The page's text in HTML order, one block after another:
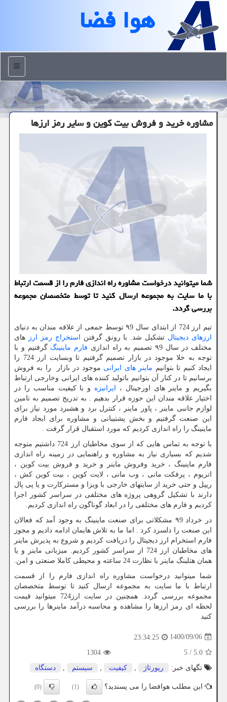
هوا فضا
منو
مشاوره خرید و فروش بیت کوین و سایر رمز ارزها
شما میتوانید درخواست مشاوره راه اندازی فارم را از قسمت ارتباط
با ما سایت به مجموعه ارسال کنید تا توسط متخصصان مجموعه
بررسی گردد.
تیم ارز 724 از ابتدای سال ۹9 توسط جمعی از علاقه مندان به دنیای
ارزهای دیجیتال تشکیل شد. با رونق گرفتن استخراج رمز ارز
های
مختلف در سال ۹9 تصمیم به راه اندازی
فارم ماینینگ گرفتیم و با
توجه به خلا موجود در بازار تصمیم گرفتیم تا وبسایت ارز 724 را
ایجاد کنیم تا بتوانیم ماینر های ایرانی موجود در بازار را به فروش
برسانیم تا در کنار آن بتوانیم باتولید کننده های ایرانی وخارجی ارتباط
بگیریم و ماینر های اورجینال ،
ایرانیزه و با کیفیت مناسب را در
اختیار علاقه مندان این حوزه قرار بدهیم . به تدریج تصمیم به تامین
لوازم جانبی ماینر ، پاور ماینر ، کنترل برد و هشبرد مورد نیاز برای
این صنعت گرفتیم و بخش پشتیبانی و مشاوره برای ایجاد فارم
ماینینگ را راه اندازی کردیم که مورد استقبال قرار گرفت .
با توجه به تماس هایی که از سوی مخاطبان ارز 724 داشتیم متوجه
شدیم که بسیاری نیاز به مشاوره و راهنمایی در زمینه راه اندازی
فارم ماینینگ ، خرید وفروش ماینر و خرید و فروش بیت کوین ،
اتریوم ، پرفکت مانی ، وب مانی ، لایت کوین ، بیت کوین کش ،
ریپل و حتی خرید از سایتهای خارجی با ویزا و مسترکارت و یا پی پال
دارند با تشکیل گروهی پروژه های مختلفی در سراسر کشور اجرا
کردیم و فارم های مختلفی را در ابعاد گوناگون راه اندازی کردیم.
در خرداد ۹9 مشکلاتی برای صنعت ماینینگ به وجود آمد که فعالان
این صنعت را دلسرد کرد . اما ما به تلاش هایمان ادامه دادیم و مجوز
فارم استخرام ارز دیجیتال را دریافت کردیم و شروع به پذیرش ماینر
های مخاطبان ارز 724 از سراسر کشور کردیم. میزبانی ماینر و یا
همان هتلینگ ماینر با نظارت 24 ساعته و محیطی کاملا صنعتی و امن.
شما میتوانید درخواست مشاوره راه اندازی فارم را از قسمت
ارتباط با ما سایت به مجموعه ارسال کنید تا توسط متخصصان
مجموعه بررسی گردد. همچنین در سایت ارز724 میتوانید قیمت
لحظه ای رمز ارزها را مشاهده و محاسبه درآمد ماینرها را بررسی
کنید
1400/09/06
23:34:25
5.0
/
5
1304
تگهای خبر:
رپورتاژ , كیفیت , سیستم , دستگاه
این مطلب هوافضا را می پسندید؟ (1)
(0)